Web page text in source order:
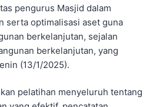
pengurus Masjid dalam
serta optimalisasi aset guna
berkelanjutan, sejalan
berkelanjutan, yang
(13/1/2025).
pelatihan menyeluruh tentang